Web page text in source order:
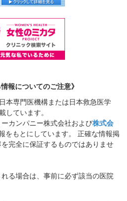
報についてのご注意》
本専門医機構または日本救急医学
しています。
カンパニー株式会社および株式会
をもとにしています。 正確な情報掲
完全に保証するものではありませ
る場合は、事前に必ず該当の医院